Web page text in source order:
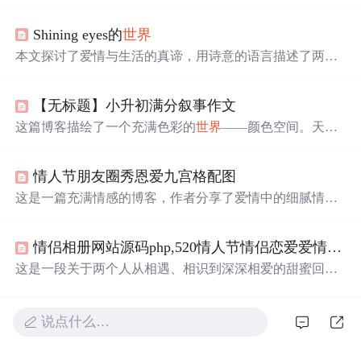
Shining eyes的世界
本文探讨了爱情与生活的真谛，用诗意的语言描述了两个
担，展现了真实的人生态度。
【无标题】小升初满分叙事作文
这篇博客描绘了一个充满色彩的世界——颜色空间。天空
橙色宠物带来慰藉。在这个世界里，每个元素都有其独特
的角色和故事，共同构成了一个和谐而多彩的宇宙。
情人节朋友圈秀恩爱九宫格配图
这是一篇充满情感的博客，作者分享了爱情中的细腻情感
情侣相册网站源码php,520情人节情侣恋爱爱情告白相册甜蜜回忆录_情侣表白电子邀请函...
这是一段关于两个人从相遇、相识到深深相爱的甜蜜回
的告白，无论是平凡的日子还是共同的经历，都充满了幸
说点什么…